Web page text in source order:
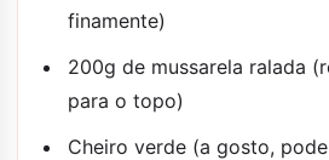
finamente)
200g de mussarela ralada
para o topo)
Cheiro verde (a gosto,